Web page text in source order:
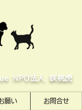
NPO​法人 咲桃虎
願い お問合せ